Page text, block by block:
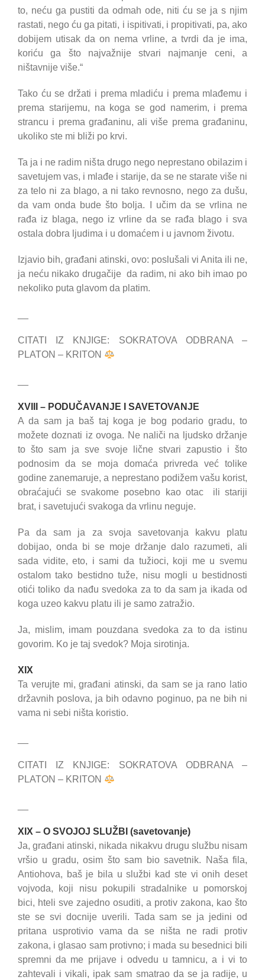
to, neću ga pustiti da odmah ode, niti ću se ja s njim
rastati, nego ću ga pitati, i ispitivati, i propitivati, pa, ako
dobijem utisak da on nema vrline, a tvrdi da je ima,
koriću ga što najvažnije stvari najmanje ceni, a
ništavnije više.“
Tako ću se držati i prema mladiću i prema mlađemu i
prema starijemu, na koga se god namerim, i prema
strancu i prema građaninu, ali više prema građaninu,
ukoliko ste mi bliži po krvi.
Ta ja i ne radim ništa drugo nego neprestano obilazim i
savetujem vas, i mlađe i starije, da se ne starate više ni
za telo ni za blago, a ni tako revnosno, nego za dušu,
da vam onda bude što bolja. I učim da se vrlina ne
rađa iz blaga, nego iz vrline da se rađa blago i sva
ostala dobra ljudima i u domaćem i u javnom životu.
Izjavio bih, građani atinski, ovo: poslušali vi Anita ili ne,
ja neću nikako drugačije da radim, ni ako bih imao po
nekoliko puta glavom da platim.
CITATI IZ KNJIGE: SOKRATOVA ODBRANA –
PLATON – KRITON
XVIII – PODUČAVANJE I SAVETOVANJE
A da sam ja baš taj koga je bog podario gradu, to
možete doznati iz ovoga. Ne naliči na ljudsko držanje
to što sam ja sve svoje lične stvari zapustio i što
podnosim da se moja domaća privreda već tolike
godine zanemaruje, a neprestano podižem vašu korist,
obraćajući se svakome posebno kao otac ili stariji
brat, i savetujući svakoga da vrlinu neguje.
Pa da sam ja za svoja savetovanja kakvu platu
dobijao, onda bi se moje držanje dalo razumeti, ali
sada vidite, eto, i sami da tužioci, koji me u svemu
ostalom tako bestidno tuže, nisu mogli u bestidnosti
otići toliko da nađu svedoka za to da sam ja ikada od
koga uzeo kakvu platu ili je samo zatražio.
Ja, mislim, imam pouzdana svedoka za to da istinu
govorim. Ko je taj svedok? Moja sirotinja.
XIX
Ta verujte mi, građani atinski, da sam se ja rano latio
državnih poslova, ja bih odavno poginuo, pa ne bih ni
vama ni sebi ništa koristio.
CITATI IZ KNJIGE: SOKRATOVA ODBRANA –
PLATON – KRITON
XIX – O SVOJOJ SLUŽBI (savetovanje)
Ja, građani atinski, nikada nikakvu drugu službu nisam
vršio u gradu, osim što sam bio savetnik. Naša fila,
Antiohova, baš je bila u službi kad ste vi onih deset
vojvoda, koji nisu pokupili stradalnike u pomorskoj
bici, hteli sve zajedno osuditi, a protiv zakona, kao što
ste se svi docnije uverili. Tada sam se ja jedini od
pritana usprotivio vama da se ništa ne radi protiv
zakona, i glasao sam protivno; i mada su besednici bili
spremni da me prijave i odvedu u tamnicu, a i vi to
zahtevali i vikali, ipak sam smatrao da se ja radije, u